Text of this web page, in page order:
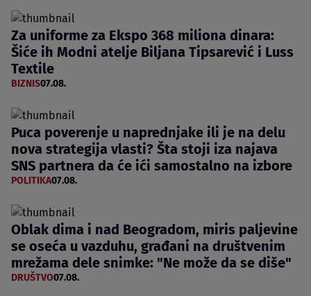
Za uniforme za Ekspo 368 miliona dinara:
Šiće ih Modni atelje Biljana Tipsarević i Luss
Textile
BIZNIS07.08.
Puca poverenje u naprednjake ili je na delu
nova strategija vlasti? Šta stoji iza najava
SNS partnera da će ići samostalno na izbore
POLITIKA07.08.
Oblak dima i nad Beogradom, miris paljevine
se oseća u vazduhu, građani na društvenim
mrežama dele snimke: "Ne može da se diše"
DRUŠTVO07.08.